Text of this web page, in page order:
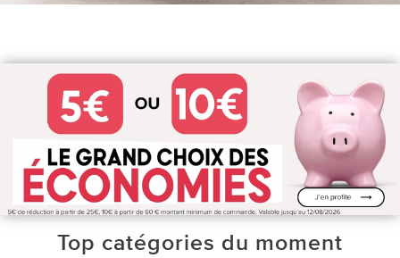
Top catégories du moment